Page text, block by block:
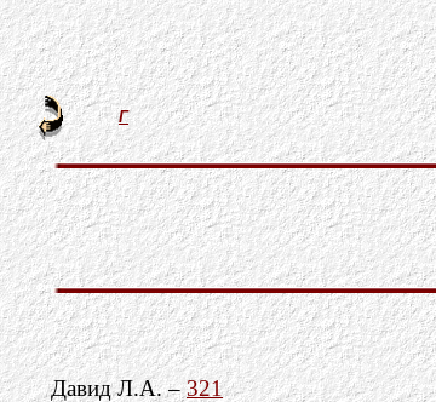
Г
Давид Л.А. –321